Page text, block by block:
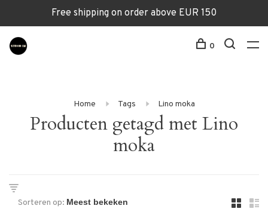
Free shipping on order above EUR 150
0
Home Tags Lino moka
Producten getagd met Lino
moka
Sorteren op: